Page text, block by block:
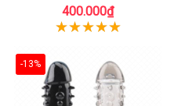
400.000₫
-13%